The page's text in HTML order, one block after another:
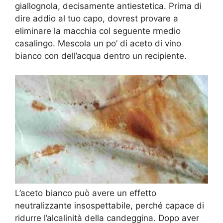
giallognola, decisamente antiestetica. Prima di
dire addio al tuo capo, dovrest provare a
eliminare la macchia col seguente rmedio
casalingo. Mescola un po’ di aceto di vino
bianco con dell’acqua dentro un recipiente.
L’aceto bianco può avere un effetto
neutralizzante insospettabile, perché capace di
ridurre l’alcalinità della candeggina. Dopo aver